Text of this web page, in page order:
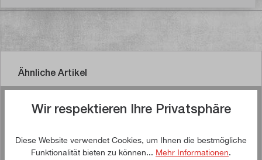
Ähnliche Artikel
Jetzt kaufen!
Wir respektieren Ihre Privatsphäre
Diese Website verwendet Cookies, um Ihnen die bestmögliche
Funktionalität bieten zu können... Mehr Informationen.